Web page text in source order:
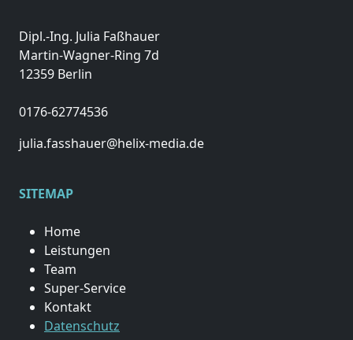
Dipl.-Ing. Julia Faßhauer
Martin-Wagner-Ring 7d
12359 Berlin
0176-62774536
julia.fasshauer@helix-media.de
SITEMAP
Home
Leistungen
Team
Super-Service
Kontakt
Datenschutz